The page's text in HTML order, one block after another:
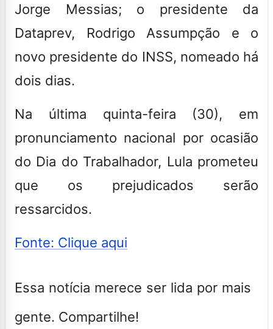
Jorge Messias; o presidente da
Dataprev, Rodrigo Assumpção e o
novo presidente do INSS, nomeado há
dois dias.
Na última quinta-feira (30), em
pronunciamento nacional por ocasião
do Dia do Trabalhador, Lula prometeu
que os prejudicados serão
ressarcidos.
Fonte: Clique aqui
Essa notícia merece ser lida por mais
gente. Compartilhe!